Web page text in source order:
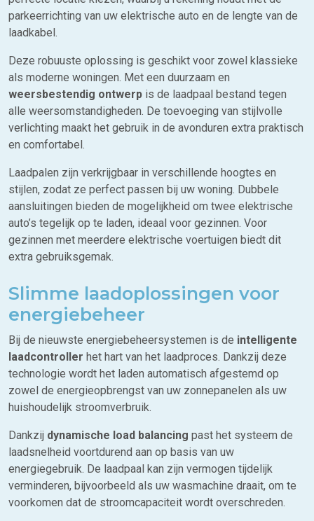
parkeerrichting van uw elektrische auto en de lengte van de
laadkabel.
Deze robuuste oplossing is geschikt voor zowel klassieke
als moderne woningen. Met een duurzaam en
weersbestendig ontwerp is de laadpaal bestand tegen
alle weersomstandigheden. De toevoeging van stijlvolle
verlichting maakt het gebruik in de avonduren extra praktisch
en comfortabel.
Laadpalen zijn verkrijgbaar in verschillende hoogtes en
stijlen, zodat ze perfect passen bij uw woning. Dubbele
aansluitingen bieden de mogelijkheid om twee elektrische
auto’s tegelijk op te laden, ideaal voor gezinnen. Voor
gezinnen met meerdere elektrische voertuigen biedt dit
extra gebruiksgemak.
Slimme laadoplossingen voor
energiebeheer
Bij de nieuwste energiebeheersystemen is de intelligente
laadcontroller het hart van het laadproces. Dankzij deze
technologie wordt het laden automatisch afgestemd op
zowel de energieopbrengst van uw zonnepanelen als uw
huishoudelijk stroomverbruik.
Dankzij dynamische load balancing past het systeem de
laadsnelheid voortdurend aan op basis van uw
energiegebruik. De laadpaal kan zijn vermogen tijdelijk
verminderen, bijvoorbeeld als uw wasmachine draait, om te
voorkomen dat de stroomcapaciteit wordt overschreden.